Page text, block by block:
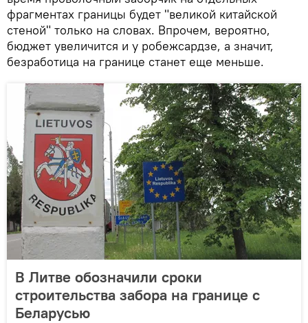
фрагментах границы будет "великой китайской
стеной" только на словах. Впрочем, вероятно,
бюджет увеличится и у робежсардзе, а значит,
безработица на границе станет еще меньше.
В Литве обозначили сроки
строительства забора на границе с
Беларусью